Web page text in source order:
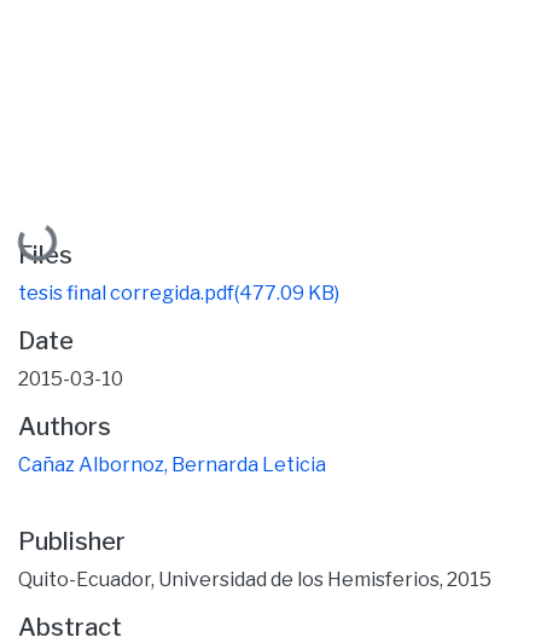
Loading...
Files
tesis final corregida.pdf(477.09 KB)
Date
2015-03-10
Authors
Cañaz Albornoz, Bernarda Leticia
Publisher
Quito-Ecuador, Universidad de los Hemisferios, 2015
Abstract